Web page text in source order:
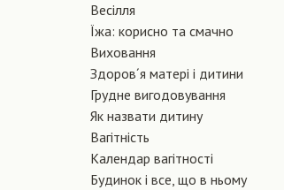
Весілля
Їжа: корисно та смачно
Виховання
Здоров´я матері і дитини
Грудне вигодовування
Як назвати дитину
Вагiтнiсть
Календар вагітності
Будинок і все, що в ньому